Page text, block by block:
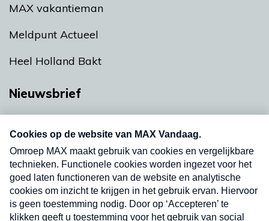
MAX vakantieman
Meldpunt Actueel
Heel Holland Bakt
Nieuwsbrief
nieuwsbrief. Elke vrijdag- en dinsdagochtend in
uw mailbox.
Verzend